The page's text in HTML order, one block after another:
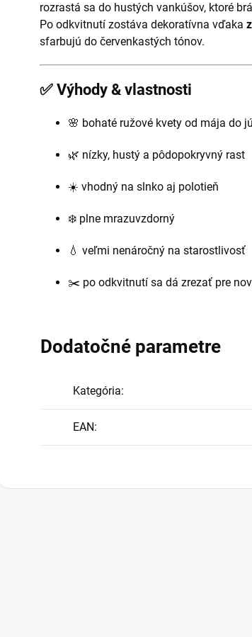
rozrastá sa do hustých vankúšov, ktoré
Po odkvitnutí zostáva dekoratívna vďaka
sfarbujú do červenkastých tónov.
✅ Výhody & vlastnosti
🌸 bohaté ružové kvety od mája do
🌿 nízky, hustý a pôdopokryvný rast
☀️ vhodný na slnko aj polotieň
❄️ plne mrazuvzdorný
💧 veľmi nenáročný na starostlivosť
✂️ po odkvitnutí sa dá zrezať pre
Dodatočné parametre
Kategória:
EAN: